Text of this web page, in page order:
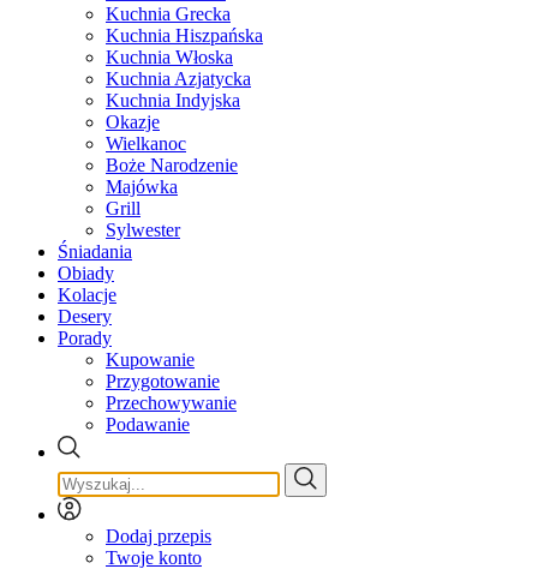
Kuchnia Grecka
Kuchnia Hiszpańska
Kuchnia Włoska
Kuchnia Azjatycka
Kuchnia Indyjska
Okazje
Wielkanoc
Boże Narodzenie
Majówka
Grill
Sylwester
Śniadania
Obiady
Kolacje
Desery
Porady
Kupowanie
Przygotowanie
Przechowywanie
Podawanie
Dodaj przepis
Twoje konto